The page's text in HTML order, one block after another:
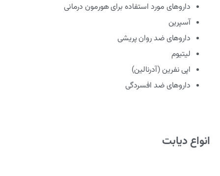
داروهای مورد استفاده برای هورمون درمانی
آسپرین
داروهای ضد روان پریشی
لیتیوم
اپی نفرین (آدرنالین)
داروهای ضد افسردگی
انواع دیابت